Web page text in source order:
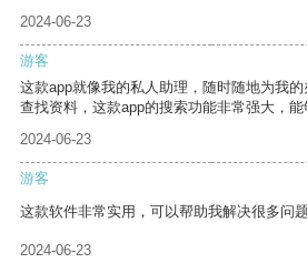
2024-06-23
游客
这款app就像我的私人助理，随时随地为我
查找资料，这款app的搜索功能非常强大，能
2024-06-23
游客
这款软件非常实用，可以帮助我解决很多问题
2024-06-23